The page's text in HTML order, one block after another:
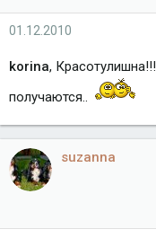
01.12.2010
korina, Красотулишна!!!
получаются..
suzanna